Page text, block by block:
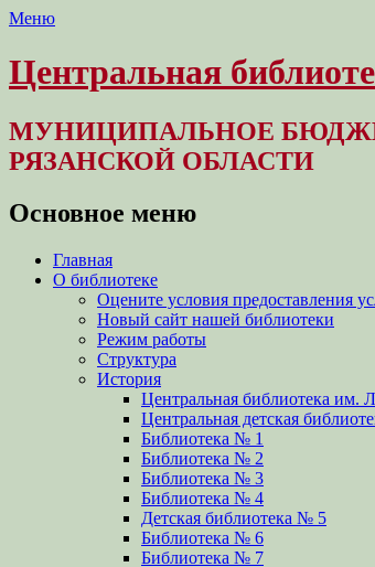
Меню
Центральная
МУНИЦИПАЛЬНОЕ
РЯЗАНСКОЙ ОБЛАСТИ
Основное меню
Перейти
содержимому
Главная
О библиотеке
Оцените условия предоставления
Новый сайт нашей библиотеки
Режим работы
Структура
История
Центральная библиотека
Центральная детская
Библиотека № 1
Библиотека № 2
Библиотека № 3
Библиотека № 4
Детская библиотека № 5
Библиотека № 6
Библиотека № 7